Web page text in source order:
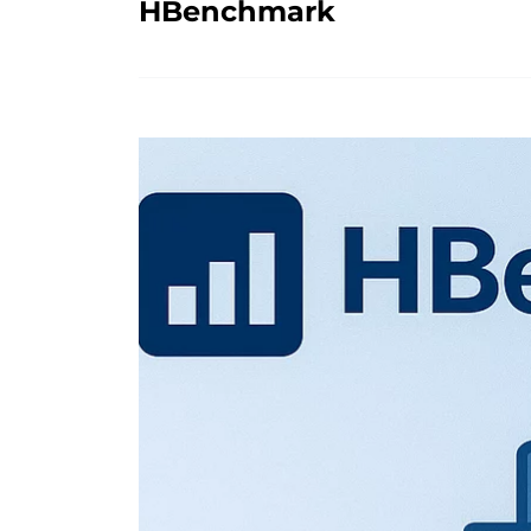
HBenchmark